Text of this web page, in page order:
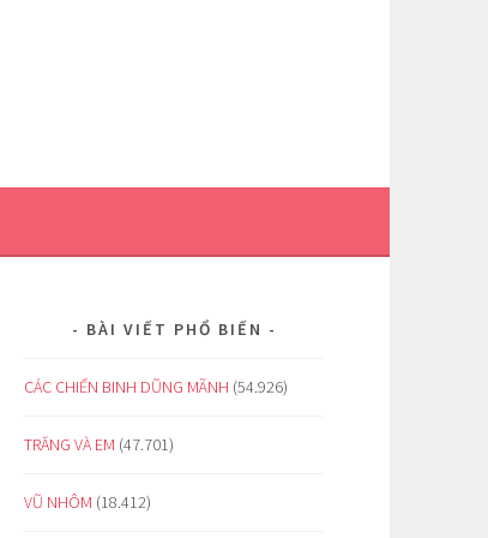
BÀI VIẾT PHỔ BIẾN
CÁC CHIẾN BINH DŨNG MÃNH (54.926)
TRĂNG VÀ EM (47.701)
VŨ NHÔM (18.412)